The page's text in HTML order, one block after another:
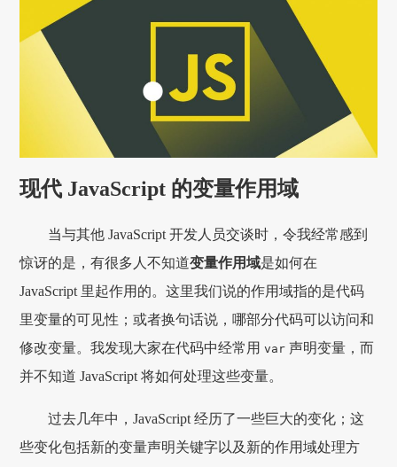
现代 JavaScript 的变量作用域
当与其他 JavaScript 开发人员交谈时，令我经常感到
惊讶的是，有很多人不知道变量作用域是如何在
JavaScript 里起作用的。这里我们说的作用域指的是代码
里变量的可见性；或者换句话说，哪部分代码可以访问和
修改变量。我发现大家在代码中经常用var 声明变量，而
并不知道 JavaScript 将如何处理这些变量。
过去几年中，JavaScript 经历了一些巨大的变化；这
些变化包括新的变量声明关键字以及新的作用域处理方